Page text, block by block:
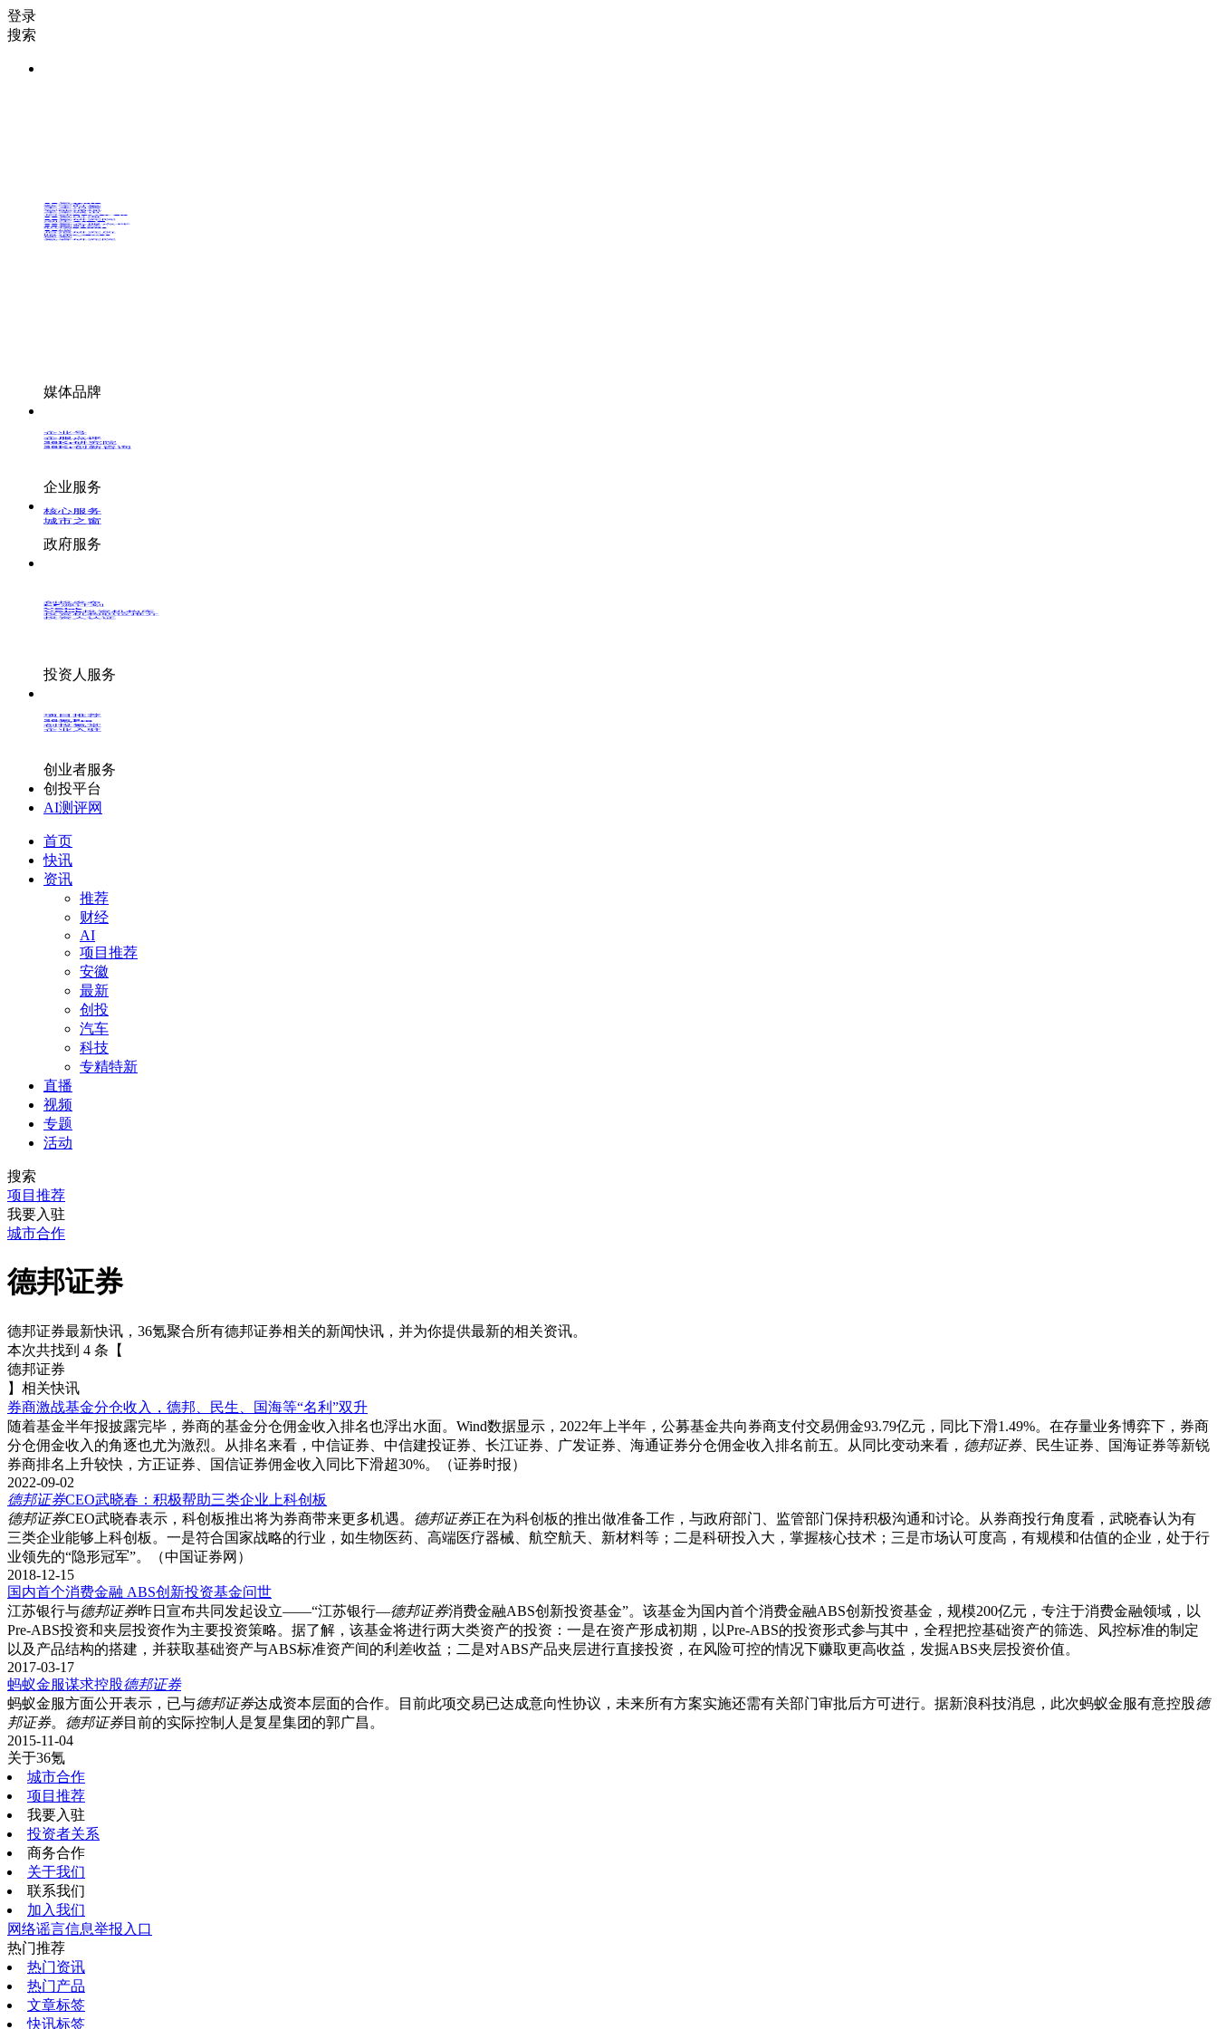
登录
搜索
36氪Auto
未来消费
未来城市
36氪出海
硬氪
媒体品牌
企业号
企服点评
36Kr研究院
36Kr创新咨询
企业服务
核心服务
城市之窗
政府服务
创投发布
LP源计划
VClub
VClub投资机构库
投资机构职位推介
投资人认证
投资人服务
项目推荐
36氪Pro
创投氪堂
企业入驻
创业者服务
创投平台
AI测评网
首页
快讯
资讯
推荐
财经
AI
项目推荐
安徽
最新
创投
汽车
科技
专精特新
直播
视频
专题
活动
搜索
项目推荐
我要入驻
城市合作
德邦证券
德邦证券最新快讯，36氪聚合所有德邦证券相关的新闻快讯，并为你提供最新的相关资讯。
本次共找到 4 条【
德邦证券
】相关快讯
券商激战基金分仓收入，德邦、民生、国海等“名利”双升
随着基金半年报披露完毕，券商的基金分仓佣金收入排名也浮出水面。Wind数据显示，2022年上半年，公募基金共向券商支付交易佣金93.79亿元，同比下滑1.49%。在存量业务博弈下，券商
分仓佣金收入的角逐也尤为激烈。从排名来看，中信证券、中信建投证券、长江证券、广发证券、海通证券分仓佣金收入排名前五。从同比变动来看， 德邦证券、民生证券、国海证券等新锐
券商排名上升较快，方正证券、国信证券佣金收入同比下滑超30%。（证券时报）
2022-09-02
德邦证券CEO武晓春：积极帮助三类企业上科创板
德邦证券CEO武晓春表示，科创板推出将为券商带来更多机遇。 德邦证券正在为科创板的推出做准备工作，与政府部门、监管部门保持积极沟通和讨论。从券商投行角度看，武晓春认为有
三类企业能够上科创板。一是符合国家战略的行业，如生物医药、高端医疗器械、航空航天、新材料等；二是科研投入大，掌握核心技术；三是市场认可度高，有规模和估值的企业，处于行
业领先的“隐形冠军”。（中国证券网）
2018-12-15
国内首个消费金融 ABS创新投资基金问世
江苏银行与德邦证券昨日宣布共同发起设立——“江苏银行—德邦证券消费金融ABS创新投资基金”。该基金为国内首个消费金融ABS创新投资基金，规模200亿元，专注于消费金融领域，以
Pre-ABS投资和夹层投资作为主要投资策略。据了解，该基金将进行两大类资产的投资：一是在资产形成初期，以Pre-ABS的投资形式参与其中，全程把控基础资产的筛选、风控标准的制定
以及产品结构的搭建，并获取基础资产与ABS标准资产间的利差收益；二是对ABS产品夹层进行直接投资，在风险可控的情况下赚取更高收益，发掘ABS夹层投资价值。
2017-03-17
蚂蚁金服谋求控股德邦证券
蚂蚁金服方面公开表示，已与德邦证券达成资本层面的合作。目前此项交易已达成意向性协议，未来所有方案实施还需有关部门审批后方可进行。据新浪科技消息，此次蚂蚁金服有意控股德
邦证券。 德邦证券目前的实际控制人是复星集团的郭广昌。
2015-11-04
关于36氪
城市合作
项目推荐
我要入驻
投资者关系
商务合作
关于我们
联系我们
加入我们
网络谣言信息举报入口
热门推荐
热门资讯
热门产品
文章标签
快讯标签